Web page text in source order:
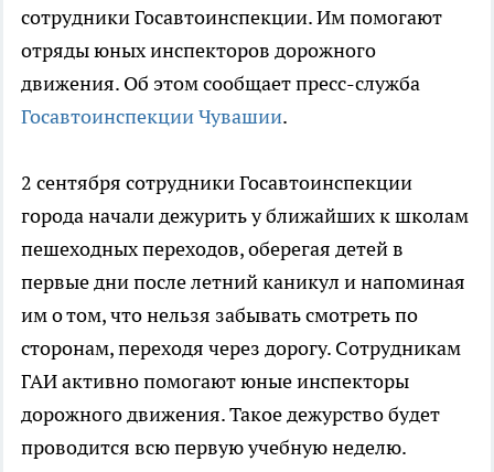
сотрудники Госавтоинспекции. Им помогают
отряды юных инспекторов дорожного
движения. Об этом сообщает пресс-служба
Госавтоинспекции Чувашии.
2 сентября сотрудники Госавтоинспекции
города начали дежурить у ближайших к школам
пешеходных переходов, оберегая детей в
первые дни после летний каникул и напоминая
им о том, что нельзя забывать смотреть по
сторонам, переходя через дорогу. Сотрудникам
ГАИ активно помогают юные инспекторы
дорожного движения. Такое дежурство будет
проводится всю первую учебную неделю.